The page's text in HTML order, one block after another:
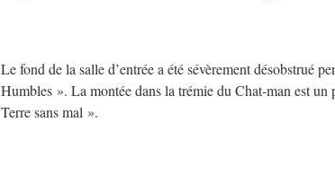
Le fond de la salle d’entrée a été sévèrement désobstrué
Humbles ». La montée dans la trémie du Chat-man est
Terre sans mal ».